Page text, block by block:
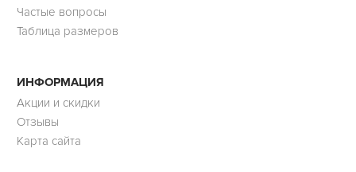
Частые вопросы
Таблица размеров
ИНФОРМАЦИЯ
Акции и скидки
Отзывы
Карта сайта